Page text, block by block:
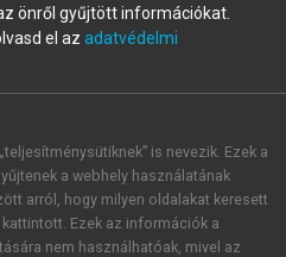
létre új fiókot.
automatikusan
önről gyűjtött információkat.
el az adatvédelmi
is nevezik. Ezek a
a webhely használatának
arról, hogy milyen oldalakat keresett
Ezek az információk a
nem használhatóak, mivel az